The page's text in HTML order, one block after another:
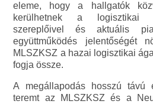
eleme, hogy a hallgatók
kerülhetnek a logisztikai
szereplőivel és aktuális
együttműködés
MLSZKSZ a hazai logisztikai
fogja össze.
A megállapodás hosszú távú
teremt az MLSZKSZ és a